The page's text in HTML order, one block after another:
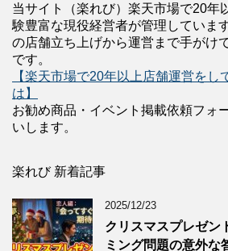
当サイト（楽れび）楽天市場で20年
験豊富な現役経営者が管理していま
の店舗立ち上げから運営まで手がけ
です。
【楽天市場で20年以上店舗運営をし
は】
お勧め商品・イベント掲載依頼フォ
いします。
楽れび 新着記事
2025/12/23
クリスマスプレゼン
ミング問題の意外な